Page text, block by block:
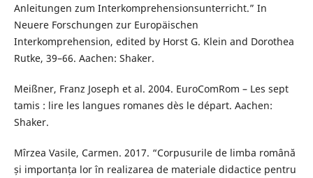
Anleitungen zum Interkomprehensionsunterricht.” In
Neuere Forschungen zur Europäischen
Interkomprehension, edited by Horst G. Klein and Dorothea
Rutke, 39–66. Aachen: Shaker.
Meißner, Franz Joseph et al. 2004. EuroComRom – Les sept
tamis : lire les langues romanes dès le départ. Aachen:
Shaker.
Mîrzea Vasile, Carmen. 2017. “Corpusurile de limba română
și importanța lor în realizarea de materiale didactice pentru